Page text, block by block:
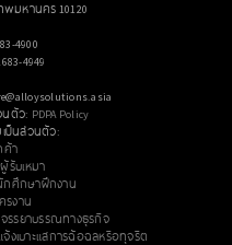
พมหานคร 10120
4900
4949
นตัว: PDPA Policy
ป็นส่วนตัว:
ค้า
รับเหมา
กศึกษาฝึกงาน
รงาน
จรรยาบรรณทางธุรกิจ
จ้งเบาะแสการฉ้อฉลหรือทุจริต